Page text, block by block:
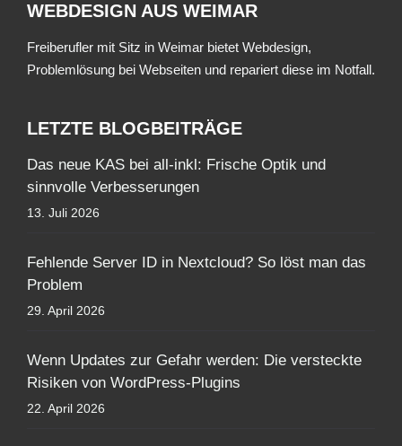
WEBDESIGN AUS WEIMAR
Freiberufler mit Sitz in Weimar bietet Webdesign,
Problemlösung bei Webseiten und repariert diese im Notfall.
LETZTE BLOGBEITRÄGE
Das neue KAS bei all-inkl: Frische Optik und
sinnvolle Verbesserungen
13. Juli 2026
Fehlende Server ID in Nextcloud? So löst man das
Problem
29. April 2026
Wenn Updates zur Gefahr werden: Die versteckte
Risiken von WordPress-Plugins
22. April 2026